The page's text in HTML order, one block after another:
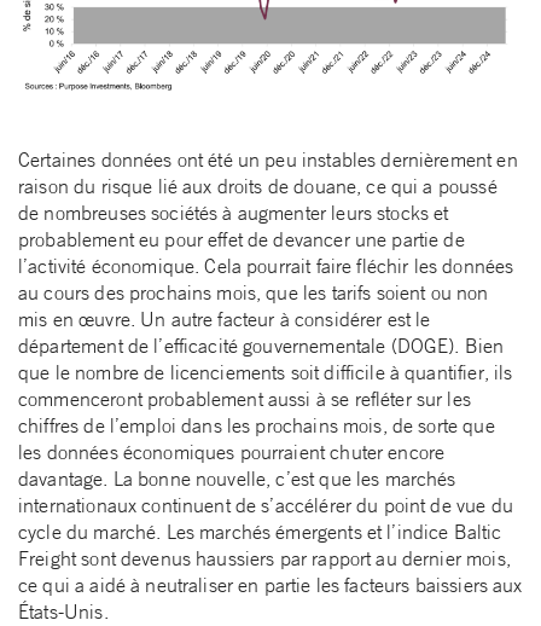
Certaines données ont été un peu instables dernièrement en
raison du risque lié aux droits de douane, ce qui a poussé
de nombreuses sociétés à augmenter leurs stocks et
probablement eu pour effet de devancer une partie de
l’activité économique. Cela pourrait faire fléchir les données
au cours des prochains mois, que les tarifs soient ou non
mis en œuvre. Un autre facteur à considérer est le
département de l’efficacité gouvernementale (DOGE). Bien
que le nombre de licenciements soit difficile à quantifier, ils
commenceront probablement aussi à se refléter sur les
chiffres de l’emploi dans les prochains mois, de sorte que
les données économiques pourraient chuter encore
davantage. La bonne nouvelle, c’est que les marchés
internationaux continuent de s’accélérer du point de vue du
cycle du marché. Les marchés émergents et l’indice Baltic
Freight sont devenus haussiers par rapport au dernier mois,
ce qui a aidé à neutraliser en partie les facteurs baissiers aux
États-Unis.